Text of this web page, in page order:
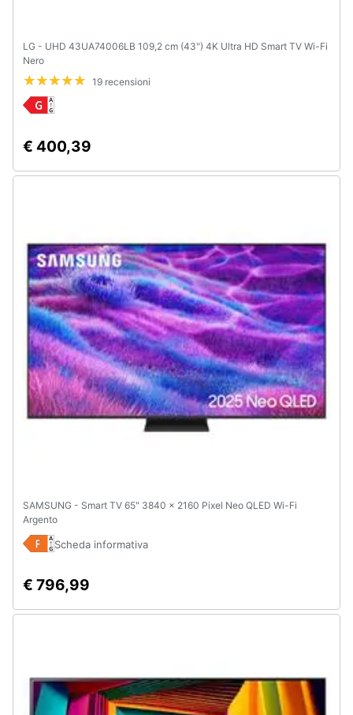
Fotografia
Casalinghi
Sport
Motori
Libri,
cd
dvd
Festività
e
ricorrenze
Servizi
Assistenza
LG - UHD 43UA74006LB 109,2 cm (43") 4K Ultra HD Smart TV Wi-Fi
Nero
19 recensioni
€ 400,39
SAMSUNG - Smart TV 65" 3840 x 2160 Pixel Neo QLED Wi-Fi
Argento
Scheda informativa
€ 796,99